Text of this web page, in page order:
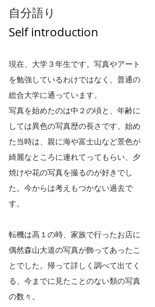
自分語り
Self introduction
現在、大学３年生です。写真やアート
を勉強しているわけではなく、普通の
総合大学に通っています。
写真を始めたのは中２の頃と、年齢に
しては異色の写真歴の長さです。始め
た当時は、親に海や富士山など景色が
綺麗なところに連れてってもらい、夕
焼けや花の写真を撮るのが好きでし
た。今からは考えもつかない過去で
す。
転機は高１の時、家族で行ったお店に
偶然森山大道の写真が飾ってあったこ
とでした。帰って詳しく調べて出てく
る、今までに見たことのない類の写真
の数々。